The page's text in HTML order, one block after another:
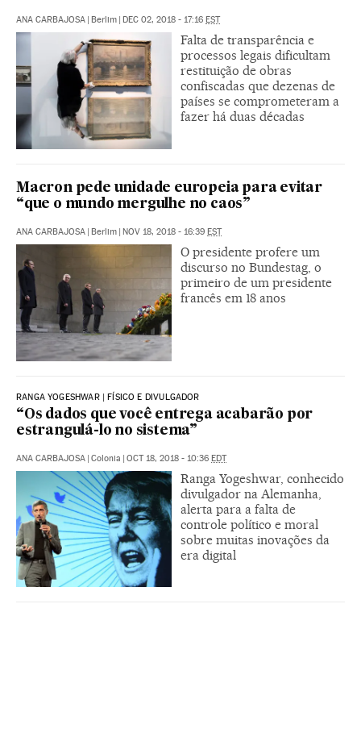
ANA CARBAJOSA | Berlim | DEC 02, 2018 - 17:16 EST
Falta de transparência e
processos legais dificultam
restituição de obras
confiscadas que dezenas de
países se comprometeram a
fazer há duas décadas
Macron pede unidade europeia para evitar
“que o mundo mergulhe no caos”
ANA CARBAJOSA | Berlim | NOV 18, 2018 - 16:39 EST
O presidente profere um
discurso no Bundestag, o
primeiro de um presidente
francês em 18 anos
RANGA YOGESHWAR | FÍSICO E DIVULGADOR
“Os dados que você entrega acabarão por
estrangulá-lo no sistema”
ANA CARBAJOSA | Colonia | OCT 18, 2018 - 10:36 EDT
Ranga Yogeshwar, conhecido
divulgador na Alemanha,
alerta para a falta de
controle político e moral
sobre muitas inovações da
era digital